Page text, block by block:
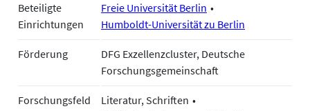
Beteiligte
Einrichtungen
Freie Universität Berlin
Humboldt-Universität zu Berlin
Förderung
DFG Exzellenzcluster, Deutsche
Forschungsgemeinschaft
Forschungsfeld
Literatur, Schriften